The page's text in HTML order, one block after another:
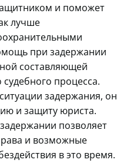
и поможет
лучше
при задержании
составляющей
процесса.
задержания, он
и защиту юриста.
позволяет
и возможные
в это время.